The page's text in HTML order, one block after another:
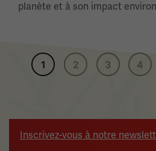
planète et à son impact
Pagination
1 2 3 4
Inscrivez-vous à notre